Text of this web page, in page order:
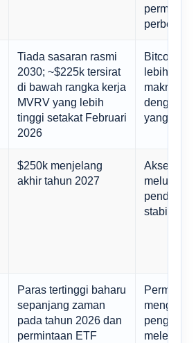
Tiada sasaran rasmi
2030; ~$225k tersirat
di bawah rangka kerja
MVRV yang lebih
tinggi setakat Februari
2026
Bitcoin
lebih
makro
dengan
yang
$250k menjelang
akhir tahun 2027
Akses
meluas,
pendek
stabil
Paras tertinggi baharu
sepanjang zaman
pada tahun 2026 dan
permintaan ETF
mengatasi